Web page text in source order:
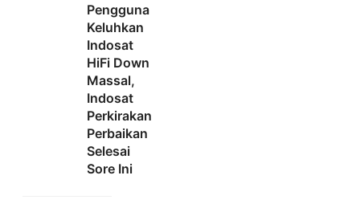
Pengguna
Keluhkan
Indosat
HiFi Down
Massal,
Indosat
Perkirakan
Perbaikan
Selesai
Sore Ini